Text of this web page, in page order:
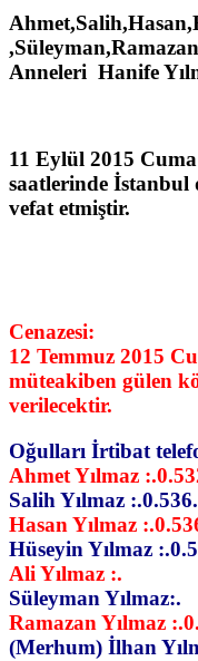
Anneleri Hanife
11 Eylül 2015
saatlerinde İstanbul
vefat etmiştir.
Cenazesi:
12 Temmuz 2015
müteakiben gülen
verilecektir.
Oğulları İrtibat
Ahmet Yılmaz
Salih Yılmaz
Hasan Yılmaz
Hüseyin Yılmaz
Ali Yılmaz :.
Süleyman Yılmaz:.
Ramazan Yılmaz
(Merhum) İlhan